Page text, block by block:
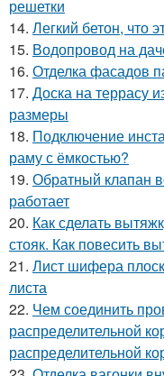
решетки
14. Легкий бетон, что
15. Водопровод на
16. Отделка фасадов
17. Доска на террасу
размеры
18. Подключение
раму с ёмкостью?
19. Обратный клапан
работает
20. Как сделать
стояк. Как повесить
21. Лист шифера
листа
22. Чем соединить
распределительной
распределительной